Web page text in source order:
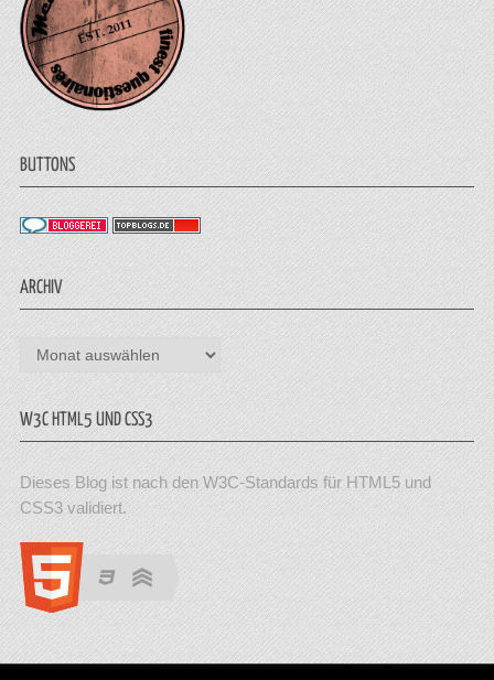
BUTTONS
ARCHIV
Archiv
W3C HTML5 UND CSS3
Dieses Blog ist nach den W3C-Standards für HTML5 und
CSS3 validiert.